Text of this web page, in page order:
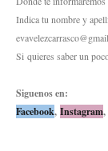
Indica tu nombre y
Si quieres saber un
Siguenos en:
Facebook, Instagram,